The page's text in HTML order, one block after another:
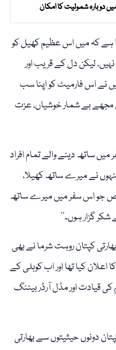
دوبارہ شمولیت کا امکان
ہے کہ میں اس عظیم کھیل کو
لیکن دل کے قریب اور
نے اس فارمیٹ کو اپنا سب
مجھے بے شمار خوشیاں، عزت
ساتھ دینے والے تمام افراد
نے میرے ساتھ کھیلا،
شخص جو اس سفر میں میرے ساتھ
گزار ہوں۔‘‘
کپتان روہت شرما نے بھی
کیا تھا اور اب کوہلی کے
قیادت اور مڈل آرڈر بیٹنگ
دونوں حیثیتوں سے بھارتی